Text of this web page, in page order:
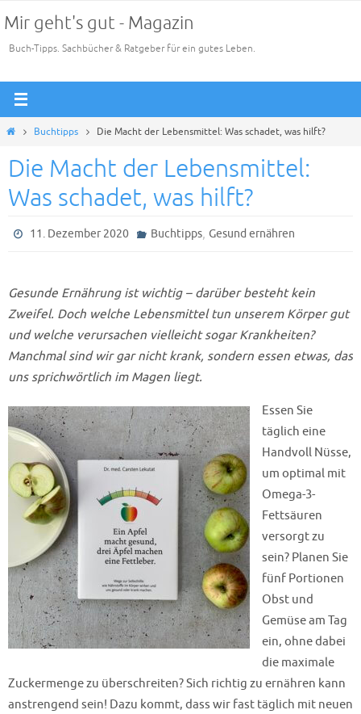
Inhalt
springen
Mir geht's gut - Magazin
Buch-Tipps. Sachbücher & Ratgeber für ein gutes Leben.
StartBuchtipps Die Macht der Lebensmittel: Was schadet, was hilft?
Die Macht der Lebensmittel:
Was schadet, was hilft?
11. Dezember 2020 Buchtipps, Gesund ernähren
Gesunde Ernährung ist wichtig – darüber besteht kein
Zweifel. Doch welche Lebensmittel tun unserem Körper gut
und welche verursachen vielleicht sogar Krankheiten?
Manchmal sind wir gar nicht krank, sondern essen etwas, das
uns sprichwörtlich im Magen liegt.
Essen Sie
täglich eine
Handvoll Nüsse,
um optimal mit
Omega-3-
Fettsäuren
versorgt zu
sein? Planen Sie
fünf Portionen
Obst und
Gemüse am Tag
ein, ohne dabei
die maximale
Zuckermenge zu überschreiten? Sich richtig zu ernähren kann
anstrengend sein! Dazu kommt, dass wir fast täglich mit neuen